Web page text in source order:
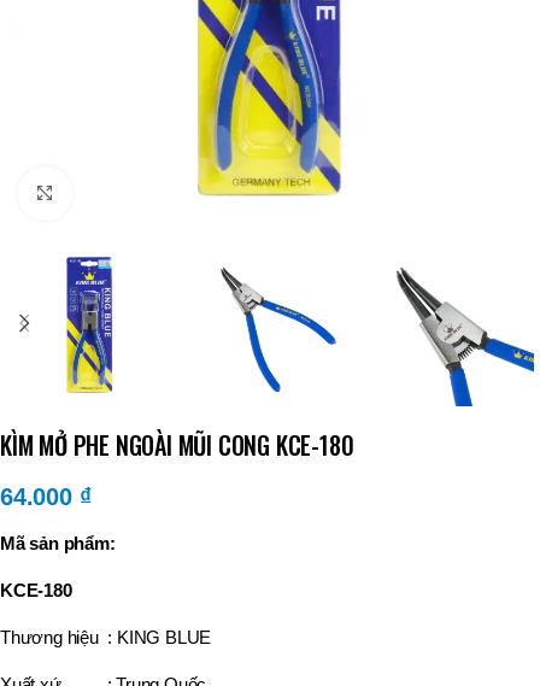
KÌM MỞ PHE NGOÀI MŨI CONG KCE-180
64.000 ₫
Mã sản phẩm:
KCE-180
Thương hiệu : KING BLUE